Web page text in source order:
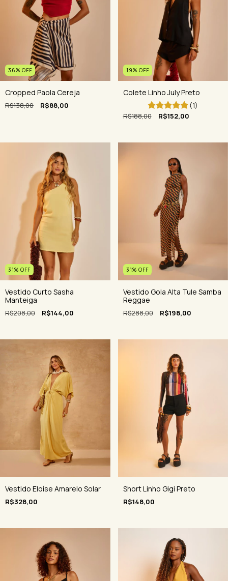
36% OFF
Cropped Paola Cereja
R$138,00 R$88,00
19% OFF
Colete Linho July Preto
(1)
R$188,00
R$152,00
31% OFF
Vestido Curto Sasha
Manteiga
R$208,00 R$144,00
31% OFF
Vestido Gola Alta Tule Samba
Reggae
R$288,00 R$198,00
Vestido Eloíse Amarelo Solar
R$328,00
Short Linho Gigi Preto
R$148,00